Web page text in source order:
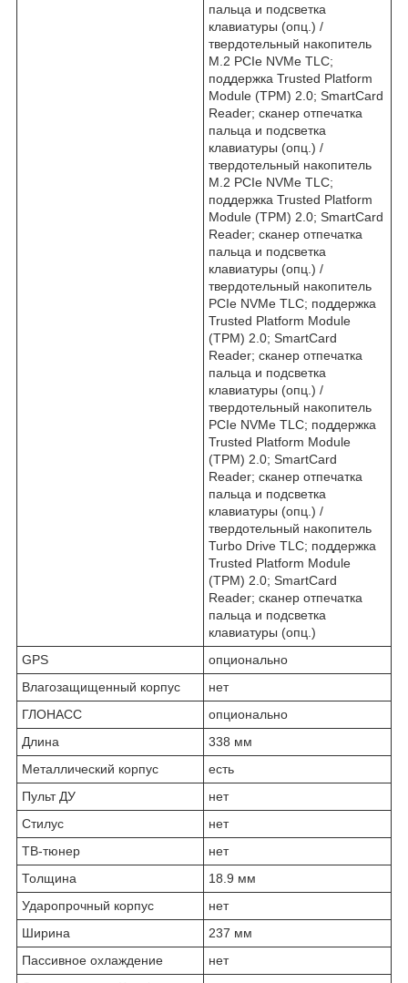
пальца и подсветка
клавиатуры (опц.) /
твердотельный накопитель
M.2 PCIe NVMe TLC;
поддержка Trusted Platform
Module (TPM) 2.0; SmartCard
Reader; сканер отпечатка
пальца и подсветка
клавиатуры (опц.) /
твердотельный накопитель
M.2 PCIe NVMe TLC;
поддержка Trusted Platform
Module (TPM) 2.0; SmartCard
Reader; сканер отпечатка
пальца и подсветка
клавиатуры (опц.) /
твердотельный накопитель
PCIe NVMe TLC; поддержка
Trusted Platform Module
(TPM) 2.0; SmartCard
Reader; сканер отпечатка
пальца и подсветка
клавиатуры (опц.) /
твердотельный накопитель
PCIe NVMe TLC; поддержка
Trusted Platform Module
(TPM) 2.0; SmartCard
Reader; сканер отпечатка
пальца и подсветка
клавиатуры (опц.) /
твердотельный накопитель
Turbo Drive TLC; поддержка
Trusted Platform Module
(TPM) 2.0; SmartCard
Reader; сканер отпечатка
пальца и подсветка
клавиатуры (опц.)
GPS
опционально
Влагозащищенный корпус
нет
ГЛОНАСС
опционально
Длина
338 мм
Металлический корпус
есть
Пульт ДУ
нет
Стилус
нет
ТВ-тюнер
нет
Толщина
18.9 мм
Ударопрочный корпус
нет
Ширина
237 мм
Пассивное охлаждение
нет